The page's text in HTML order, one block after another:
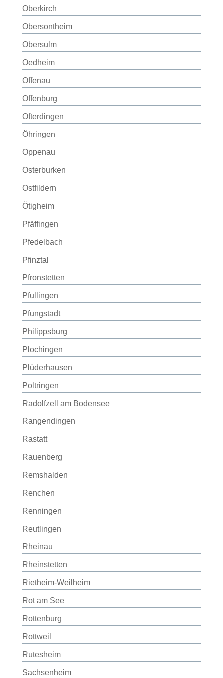
Oberkirch
Obersontheim
Obersulm
Oedheim
Offenau
Offenburg
Ofterdingen
Öhringen
Oppenau
Osterburken
Ostfildern
Ötigheim
Pfäffingen
Pfedelbach
Pfinztal
Pfronstetten
Pfullingen
Pfungstadt
Philippsburg
Plochingen
Plüderhausen
Poltringen
Radolfzell am Bodensee
Rangendingen
Rastatt
Rauenberg
Remshalden
Renchen
Renningen
Reutlingen
Rheinau
Rheinstetten
Rietheim-Weilheim
Rot am See
Rottenburg
Rottweil
Rutesheim
Sachsenheim